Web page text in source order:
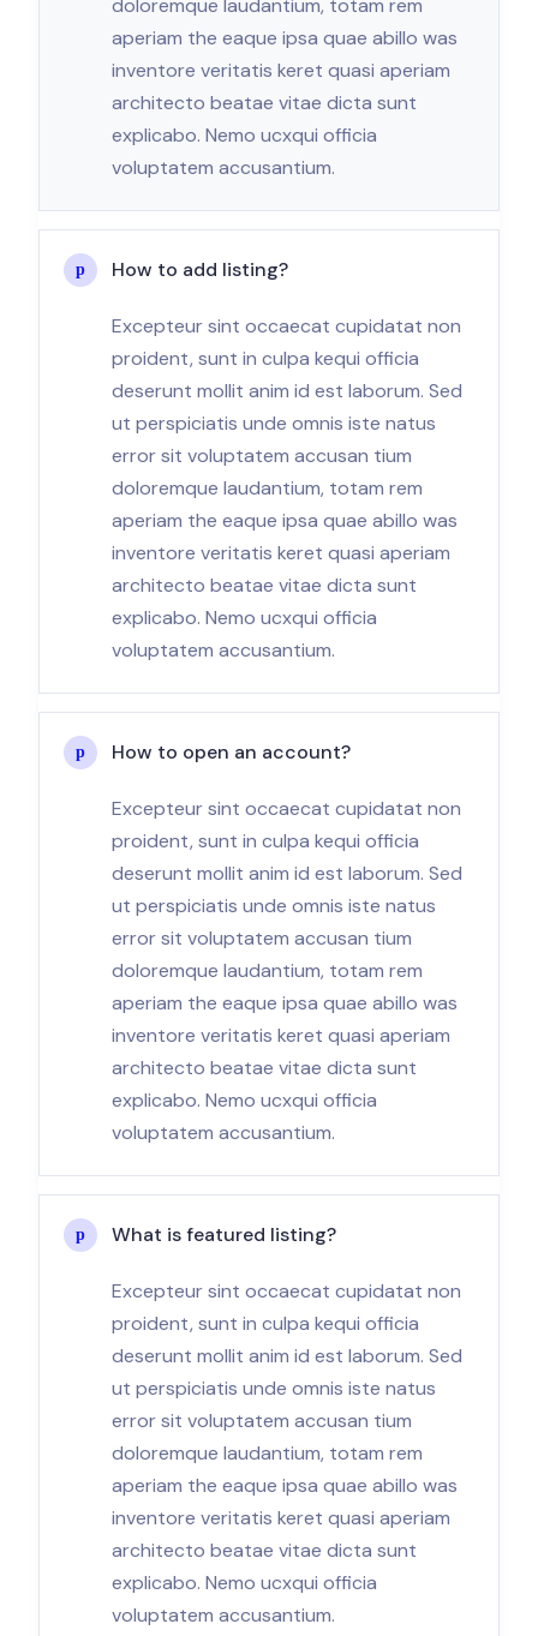
aperiam the eaque ipsa quae abillo was
inventore veritatis keret quasi aperiam
architecto beatae vitae dicta sunt
explicabo. Nemo ucxqui officia
voluptatem accusantium.
How to add listing?
Excepteur sint occaecat cupidatat non
proident, sunt in culpa kequi officia
deserunt mollit anim id est laborum. Sed
ut perspiciatis unde omnis iste natus
error sit voluptatem accusan tium
doloremque laudantium, totam rem
aperiam the eaque ipsa quae abillo was
inventore veritatis keret quasi aperiam
architecto beatae vitae dicta sunt
explicabo. Nemo ucxqui officia
voluptatem accusantium.
How to open an account?
Excepteur sint occaecat cupidatat non
proident, sunt in culpa kequi officia
deserunt mollit anim id est laborum. Sed
ut perspiciatis unde omnis iste natus
error sit voluptatem accusan tium
doloremque laudantium, totam rem
aperiam the eaque ipsa quae abillo was
inventore veritatis keret quasi aperiam
architecto beatae vitae dicta sunt
explicabo. Nemo ucxqui officia
voluptatem accusantium.
What is featured listing?
Excepteur sint occaecat cupidatat non
proident, sunt in culpa kequi officia
deserunt mollit anim id est laborum. Sed
ut perspiciatis unde omnis iste natus
error sit voluptatem accusan tium
doloremque laudantium, totam rem
aperiam the eaque ipsa quae abillo was
inventore veritatis keret quasi aperiam
architecto beatae vitae dicta sunt
explicabo. Nemo ucxqui officia
voluptatem accusantium.